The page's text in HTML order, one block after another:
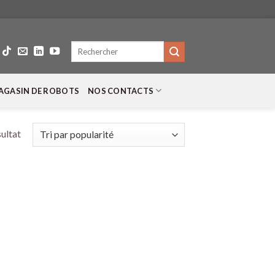
Recherche
DE ROBOTS NOS CONTACTS